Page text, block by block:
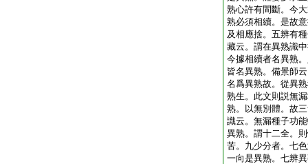
熟心許有間斷。今
熟必須相續。是故
及相應捨。五辨有
藏云。謂在異熟識
今據相續者名異熟
皆名異熟。備景師
名爲異熟故。從異
熟生。此文則説無
熟。以無別體。故
識云。無漏種子功
異熟。謂十二全。
苦。九少分者。七
一向是異熟。七辨